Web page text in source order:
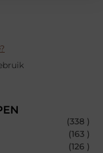
(338 )
(163 )
(126 )